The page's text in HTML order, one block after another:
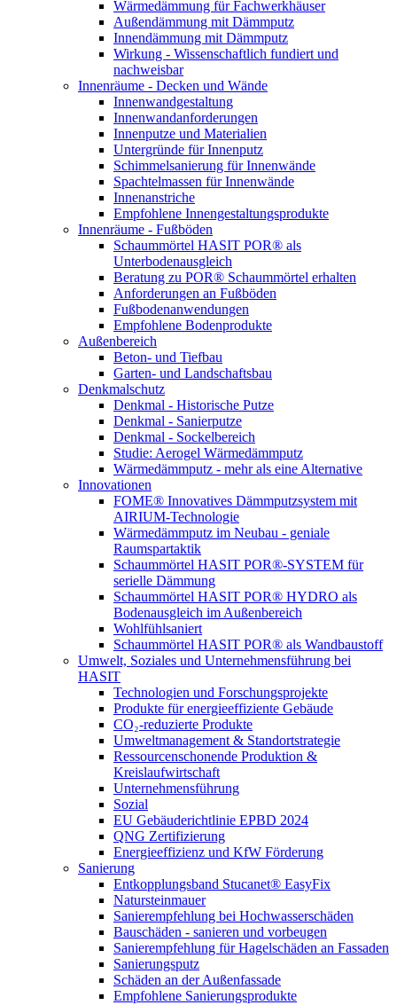
Wärmedämmung für Fachwerkhäuser
Außendämmung mit Dämmputz
Innendämmung mit Dämmputz
Wirkung - Wissenschaftlich fundiert und
nachweisbar
Innenräume - Decken und Wände
Innenwandgestaltung
Innenwandanforderungen
Innenputze und Materialien
Untergründe für Innenputz
Schimmelsanierung für Innenwände
Spachtelmassen für Innenwände
Innenanstriche
Empfohlene Innengestaltungsprodukte
Innenräume - Fußböden
Schaummörtel HASIT POR® als
Unterbodenausgleich
Beratung zu POR® Schaummörtel erhalten
Anforderungen an Fußböden
Fußbodenanwendungen
Empfohlene Bodenprodukte
Außenbereich
Beton- und Tiefbau
Garten- und Landschaftsbau
Denkmalschutz
Denkmal - Historische Putze
Denkmal - Sanierputze
Denkmal - Sockelbereich
Studie: Aerogel Wärmedämmputz
Wärmedämmputz - mehr als eine Alternative
Innovationen
FOME® Innovatives Dämmputzsystem mit
AIRIUM-Technologie
Wärmedämmputz im Neubau - geniale
Raumspartaktik
Schaummörtel HASIT POR®-SYSTEM für
serielle Dämmung
Schaummörtel HASIT POR® HYDRO als
Bodenausgleich im Außenbereich
Wohlfühlsaniert
Schaummörtel HASIT POR® als Wandbaustoff
Umwelt, Soziales und Unternehmensführung bei
HASIT
Technologien und Forschungsprojekte
Produkte für energieeffiziente Gebäude
CO₂-reduzierte Produkte
Umweltmanagement & Standortstrategie
Ressourcenschonende Produktion &
Kreislaufwirtschaft
Unternehmensführung
Sozial
EU Gebäuderichtlinie EPBD 2024
QNG Zertifizierung
Energieeffizienz und KfW Förderung
Sanierung
Entkopplungsband Stucanet® EasyFix
Natursteinmauer
Sanierempfehlung bei Hochwasserschäden
Bauschäden - sanieren und vorbeugen
Sanierempfehlung für Hagelschäden an Fassaden
Sanierungsputz
Schäden an der Außenfassade
Empfohlene Sanierungsprodukte